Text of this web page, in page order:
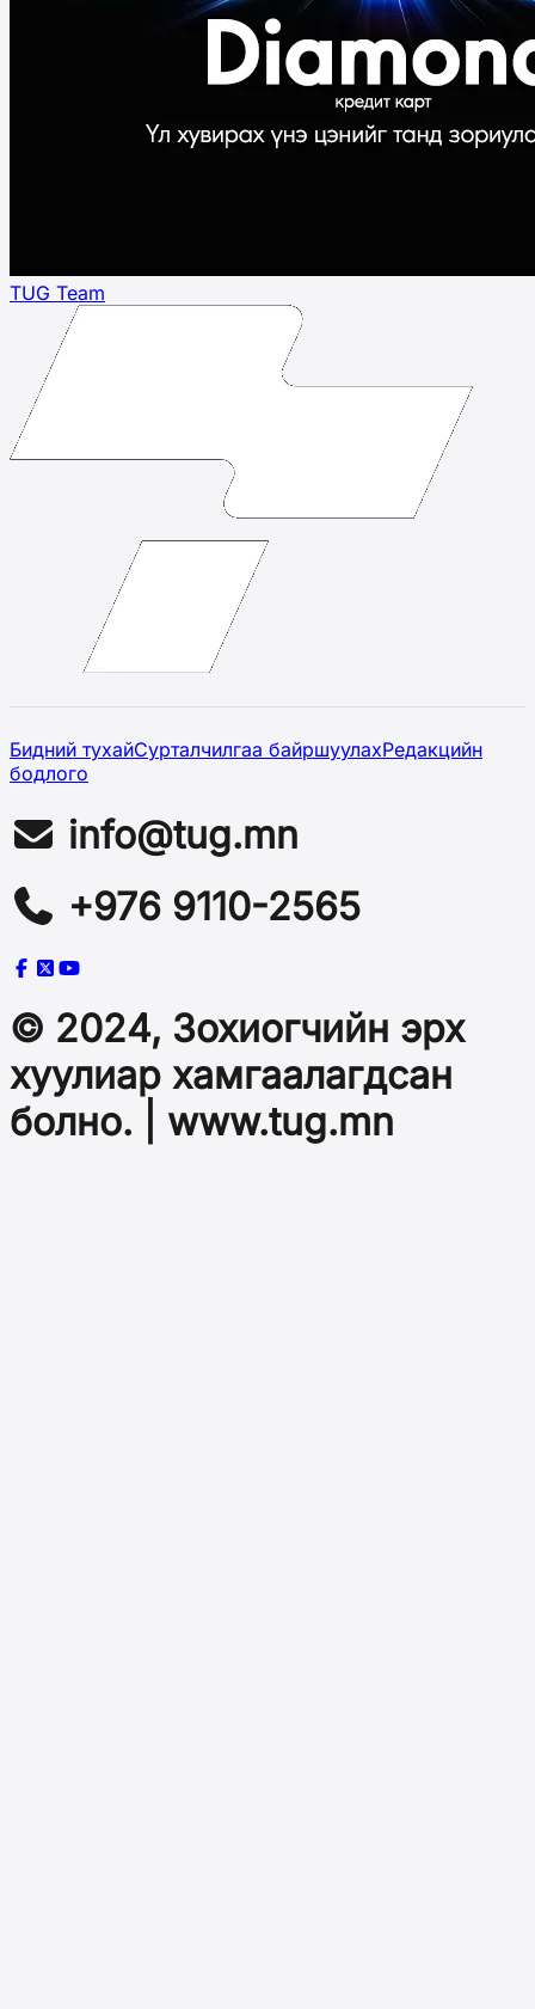
TUG Team
Бидний тухайСурталчилгаа байршуулахРедакцийн
бодлого
info@tug.mn
+976 9110-2565
© 2024, Зохиогчийн эрх
хуулиар хамгаалагдсан
болно. | www.tug.mn